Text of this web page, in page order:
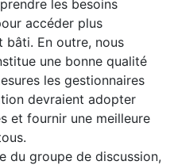
les besoins
accéder plus
bâti. En outre, nous
une bonne qualité
les gestionnaires
devraient adopter
et fournir une meilleure
du groupe de discussion,